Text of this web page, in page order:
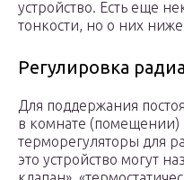
устройство. Есть еще
тонкости, но о них
Регулировка
Для поддержания
в комнате (помещении)
терморегуляторы для
это устройство могут